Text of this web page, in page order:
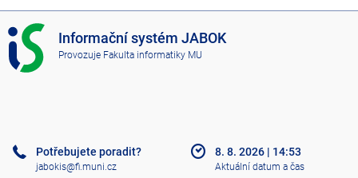
I
S
J
Informační systém JABOK
Provozuje Fakulta informatiky MU
Potřebujete poradit?
jabokis@fi.muni.cz
8. 8. 2026 | 14:53
Aktuální datum a čas